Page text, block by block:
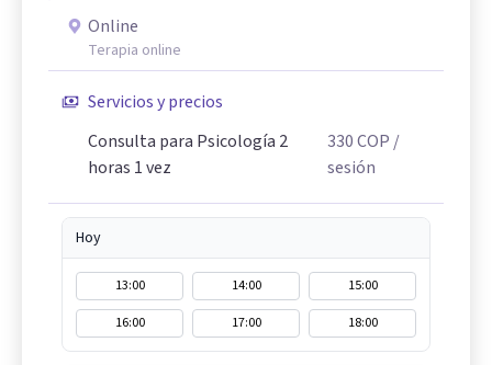
Online
Terapia online
Servicios y precios
Consulta para Psicología 2
horas 1 vez
330COP /
sesión
Hoy
13:00 14:00
15:00
16:00
17:00 18:00